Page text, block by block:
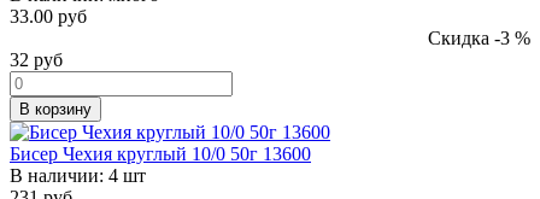
33.00 руб
Скидка -3 %
32 руб
В корзину
Бисер Чехия круглый 10/0 50г 13600
В наличии: 4 шт